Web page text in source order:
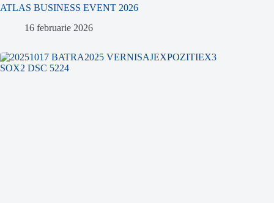
ATLAS BUSINESS EVENT 2026
16 februarie 2026